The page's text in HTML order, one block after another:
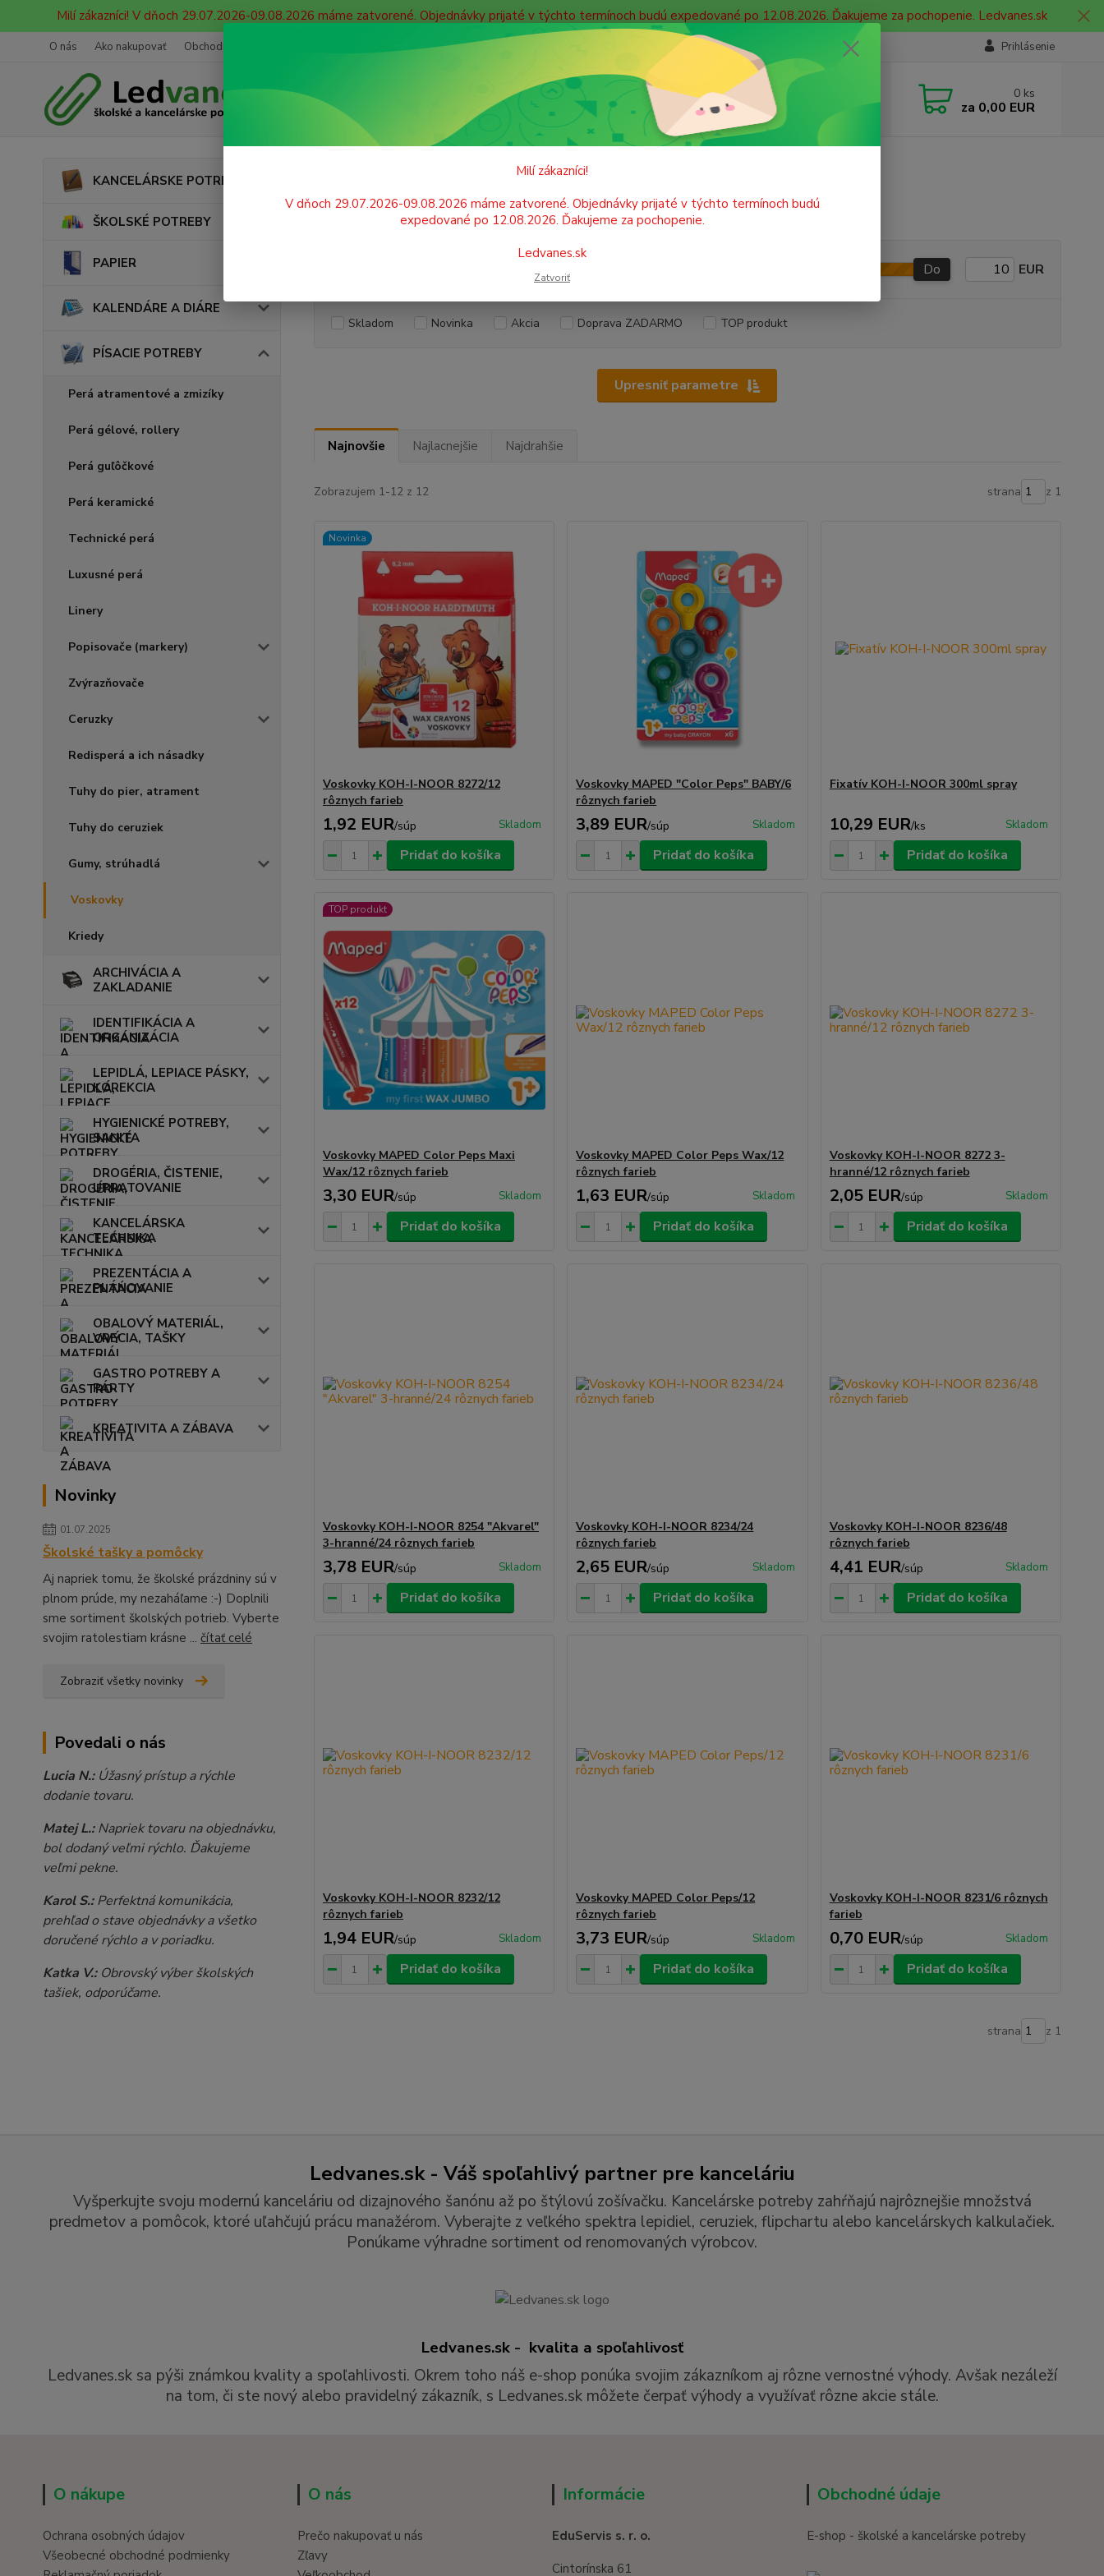
Milí zákazníci! V dňoch 29.07.2026-09.08.2026 máme zatvorené. Objednávky prijaté v týchto termínoch budú expedované po 12.08.2026. Ďakujeme za pochopenie. Ledvanes.sk
O nás Ako nakupovať Obchodné podmienky Ochrana osobných údajov Doprava Prihlásenie
Hľadať
Neviete si rady? Zavolajte.
+421 908 755 958
Po. - Pia. od 9:00 hod. - 16:00 hod.
0 ks
za 0,00 EUR
KANCELÁRSKE POTREBY
ŠKOLSKÉ POTREBY
PAPIER
KALENDÁRE A DIÁRE
PÍSACIE POTREBY
Perá atramentové a zmizíky
Perá gélové, rollery
Perá guľôčkové
Perá keramické
Technické perá
Luxusné perá
Linery
Popisovače (markery)
Zvýrazňovače
Ceruzky
Redisperá a ich násadky
Tuhy do pier, atrament
Tuhy do ceruziek
Gumy, strúhadlá
Voskovky
Kriedy
ARCHIVÁCIA A
ZAKLADANIE
IDENTIFIKÁCIA A
ORGANIZÁCIA
LEPIDLÁ, LEPIACE PÁSKY,
KOREKCIA
HYGIENICKÉ POTREBY,
SANITA
DROGÉRIA, ČISTENIE,
UPRATOVANIE
KANCELÁRSKA
TECHNIKA
PREZENTÁCIA A
PLÁNOVANIE
OBALOVÝ MATERIÁL,
VRECIA, TAŠKY
GASTRO POTREBY A
PÁRTY
KREATIVITA A ZÁBAVA
Novinky
01.07.2025
Školské tašky a pomôcky
Aj napriek tomu, že školské prázdniny sú v
plnom prúde, my nezaháľame :-) Doplnili
sme sortiment školských potrieb. Vyberte
svojim ratolestiam krásne ... čítať celé
Zobraziť všetky novinky
Povedali o nás
Lucia N.:Úžasný prístup a rýchle
dodanie tovaru.
Matej L.:Napriek tovaru na objednávku,
bol dodaný veľmi rýchlo. Ďakujeme
veľmi pekne.
Karol S.:Perfektná komunikácia,
prehľad o stave objednávky a všetko
doručené rýchlo a v poriadku.
Katka V.: Obrovský výber školských
tašiek, odporúčame.
Voskovky
Voskovky
Upresniť parametre
Do EUR
Skladom Novinka Akcia Doprava ZADARMO TOP produkt
Najnovšie Najlacnejšie Najdrahšie
Zobrazujem 1-12 z 12 strana z 1
Novinka
Voskovky KOH-I-NOOR 8272/12
rôznych farieb
1,92 EUR/súp Skladom
Pridať do košíka
Voskovky MAPED "Color Peps" BABY/6
rôznych farieb
3,89 EUR/súp Skladom
Pridať do košíka
Fixatív KOH-I-NOOR 300ml spray
10,29 EUR/ks Skladom
Pridať do košíka
TOP produkt
Voskovky MAPED Color Peps Maxi
Wax/12 rôznych farieb
3,30 EUR/súp Skladom
Pridať do košíka
Voskovky MAPED Color Peps Wax/12
rôznych farieb
1,63 EUR/súp Skladom
Pridať do košíka
Voskovky KOH-I-NOOR 8272 3-
hranné/12 rôznych farieb
2,05 EUR/súp Skladom
Pridať do košíka
Voskovky KOH-I-NOOR 8254 "Akvarel"
3-hranné/24 rôznych farieb
3,78 EUR/súp Skladom
Pridať do košíka
Voskovky KOH-I-NOOR 8234/24
rôznych farieb
2,65 EUR/súp Skladom
Pridať do košíka
Voskovky KOH-I-NOOR 8236/48
rôznych farieb
4,41 EUR/súp Skladom
Pridať do košíka
Voskovky KOH-I-NOOR 8232/12
rôznych farieb
1,94 EUR/súp Skladom
Pridať do košíka
Voskovky MAPED Color Peps/12
rôznych farieb
3,73 EUR/súp Skladom
Pridať do košíka
Voskovky KOH-I-NOOR 8231/6 rôznych
farieb
0,70 EUR/súp Skladom
Pridať do košíka
strana z 1
Ledvanes.sk - Váš spoľahlivý partner pre kanceláriu
Vyšperkujte svoju modernú kanceláriu od dizajnového šanónu až po štýlovú zošívačku. Kancelárske potreby zahŕňajú najrôznejšie množstvá
predmetov a pomôcok, ktoré uľahčujú prácu manažérom. Vyberajte z veľkého spektra lepidiel, ceruziek, flipchartu alebo kancelárskych kalkulačiek.
Ponúkame výhradne sortiment od renomovaných výrobcov.
Ledvanes.sk - kvalita a spoľahlivosť
Ledvanes.sk sa pýši známkou kvality a spoľahlivosti. Okrem toho náš e-shop ponúka svojim zákazníkom aj rôzne vernostné výhody. Avšak nezáleží
na tom, či ste nový alebo pravidelný zákazník, s Ledvanes.sk môžete čerpať výhody a využívať rôzne akcie stále.
O nákupe
Ochrana osobných údajov
Všeobecné obchodné podmienky
O nás
Prečo nakupovať u nás
Zľavy
Informácie
EduServis s. r. o.
Cintorínska 61
Obchodné údaje
E-shop - školské a kancelárske potreby
Milí zákazníci!
V dňoch 29.07.2026-09.08.2026 máme zatvorené. Objednávky prijaté v týchto termínoch budú
expedované po 12.08.2026. Ďakujeme za pochopenie.
Ledvanes.sk
Zatvoriť